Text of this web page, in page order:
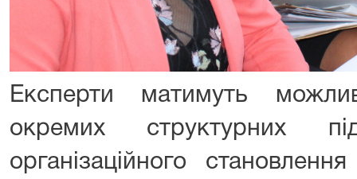
Експерти матимуть
окремих структурних
організаційного